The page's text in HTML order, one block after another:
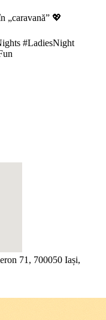
„caravană” 💖
#LadiesNight
71, 700050 Iași,